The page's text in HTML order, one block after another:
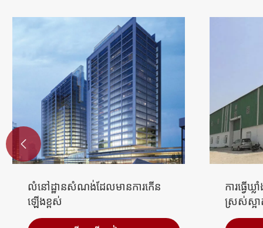
ការធ្វើឃ្លាំងស្តុកទំនិញជាក់ស្តែងនិង
ស្រស់ស្អាត
